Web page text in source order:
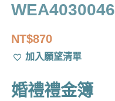
WEA4030046
NT$870
加入願望清單
婚禮禮金簿